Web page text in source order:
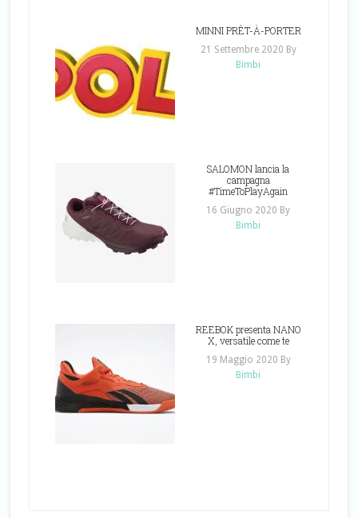
MINNI PRÊT-À-PORTER
21 Settembre 2020 By
Bimbi
SALOMON lancia la
campagna
#TimeToPlayAgain
16 Giugno 2020 By
Bimbi
REEBOK presenta NANO
X, versatile come te
19 Maggio 2020 By
Bimbi